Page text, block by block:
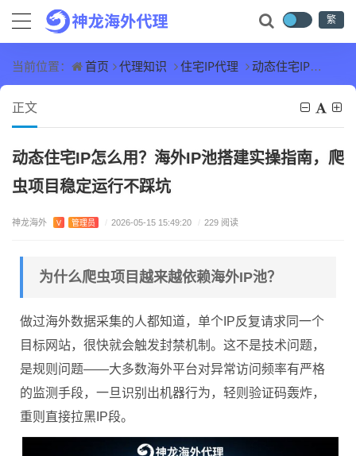
繁
当前位置： 首页 代理知识 住宅IP代理 动态住宅IP怎么用？海外IP池搭建实操指南，爬虫项目稳定运行不踩坑
正文
动态住宅IP怎么用？海外IP池搭建实操指南，爬
虫项目稳定运行不踩坑
神龙海外 V 管理员 / 2026-05-15 15:49:20 / 229 阅读
为什么爬虫项目越来越依赖海外IP池？
做过海外数据采集的人都知道，单个IP反复请求同一个
目标网站，很快就会触发封禁机制。这不是技术问题，
是规则问题——大多数海外平台对异常访问频率有严格
的监测手段，一旦识别出机器行为，轻则验证码轰炸，
重则直接拉黑IP段。